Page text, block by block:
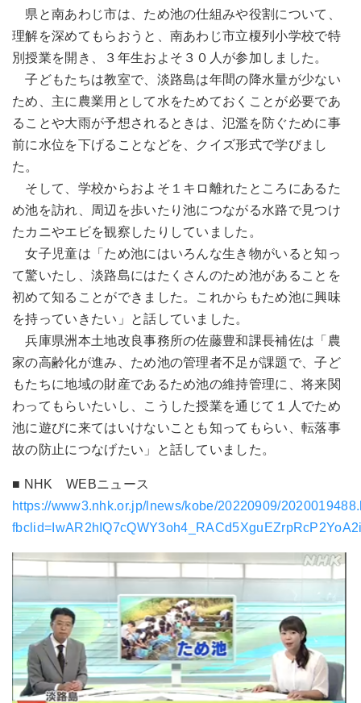
県と南あわじ市は、ため池の仕組みや役割について、
理解を深めてもらおうと、南あわじ市立榎列小学校で特
別授業を開き、３年生およそ３０人が参加しました。
子どもたちは教室で、淡路島は年間の降水量が少ない
ため、主に農業用として水をためておくことが必要であ
ることや大雨が予想されるときは、氾濫を防ぐために事
前に水位を下げることなどを、クイズ形式で学びまし
た。
そして、学校からおよそ１キロ離れたところにあるた
め池を訪れ、周辺を歩いたり池につながる水路で見つけ
たカニやエビを観察したりしていました。
女子児童は「ため池にはいろんな生き物がいると知っ
て驚いたし、淡路島にはたくさんのため池があることを
初めて知ることができました。これからもため池に興味
を持っていきたい」と話していました。
兵庫県洲本土地改良事務所の佐藤豊和課長補佐は「農
家の高齢化が進み、ため池の管理者不足が課題で、子ど
もたちに地域の財産であるため池の維持管理に、将来関
わってもらいたいし、こうした授業を通じて１人でため
池に遊びに来てはいけないことも知ってもらい、転落事
故の防止につなげたい」と話していました。
■ NHK WEBニュース
https://www3.nhk.or.jp/lnews/kobe/20220909/